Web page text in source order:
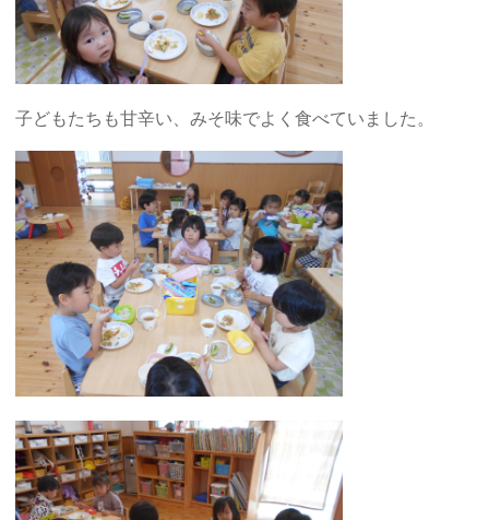
子どもたちも甘辛い、みそ味でよく食べていました。